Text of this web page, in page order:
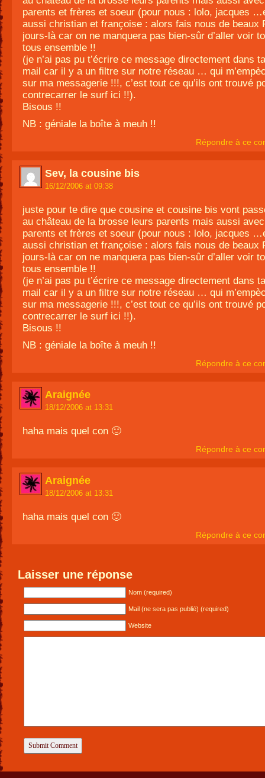
parents et frères et soeur (pour nous : lolo, jacques
aussi christian et françoise : alors fais nous de beaux
jours-là car on ne manquera pas bien-sûr d’aller voir
tous ensemble !!
(je n’ai pas pu t’écrire ce message directement dans
mail car il y a un filtre sur notre réseau … qui
sur ma messagerie !!!, c’est tout ce qu’ils ont trouvé
contrecarrer le surf ici !!).
Bisous !!
NB : géniale la boîte à meuh !!
Répondre à ce
Sev, la cousine bis
16/12/2006 at 09:38
juste pour te dire que cousine et cousine bis vont
au château de la brosse leurs parents mais aussi
parents et frères et soeur (pour nous : lolo, jacques
aussi christian et françoise : alors fais nous de beaux
jours-là car on ne manquera pas bien-sûr d’aller voir
tous ensemble !!
(je n’ai pas pu t’écrire ce message directement dans
mail car il y a un filtre sur notre réseau … qui
sur ma messagerie !!!, c’est tout ce qu’ils ont trouvé
contrecarrer le surf ici !!).
Bisous !!
NB : géniale la boîte à meuh !!
Répondre à ce
Araignée
18/12/2006 at 13:31
haha mais quel con 🙂
Répondre à ce
Araignée
18/12/2006 at 13:31
haha mais quel con 🙂
Répondre à ce
Laisser une réponse
Nom (required)
Mail (ne sera pas publié) (required)
Website